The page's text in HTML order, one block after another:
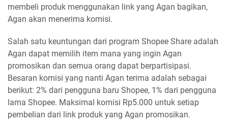
membeli produk menggunakan link yang Agan bagikan,
Agan akan menerima komisi.
Salah satu keuntungan dari program Shopee Share adalah
Agan dapat memilih item mana yang ingin Agan
promosikan dan semua orang dapat berpartisipasi.
Besaran komisi yang nanti Agan terima adalah sebagai
berikut: 2% dari pengguna baru Shopee, 1% dari pengguna
lama Shopee. Maksimal komisi Rp5.000 untuk setiap
pembelian dari link produk yang Agan promosikan.